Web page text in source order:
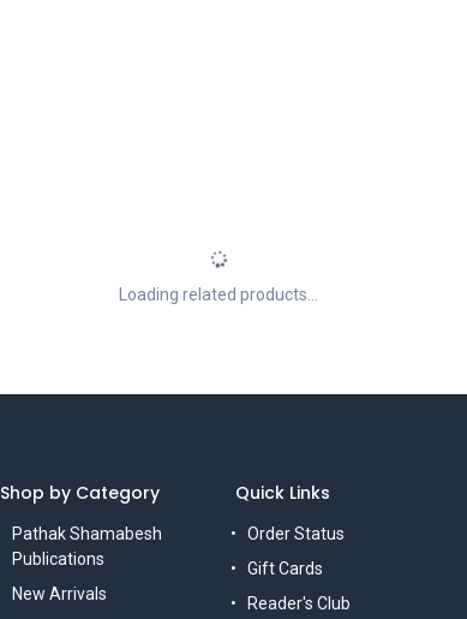
Loading related products...
Shop by Category
Pathak Shamabesh
Publications
New Arrivals
Quick Links
Order Status
Gift Cards
Reader's Club